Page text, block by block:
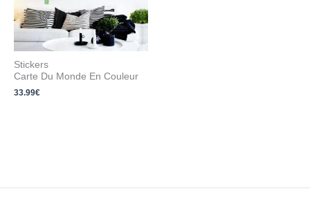
Stickers
Carte Du Monde En Couleur
33.99€